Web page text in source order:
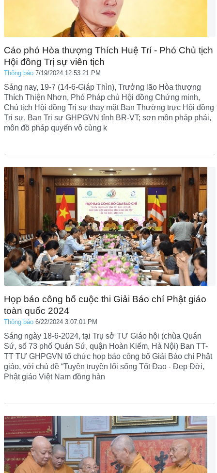
Cáo phó Hòa thượng Thích Huệ Trí - Phó Chủ tịch
Hội đồng Trị sự viên tịch
Thông báo 7/19/2024 12:53:21 PM
Sáng nay, 19-7 (14-6-Giáp Thìn), Trưởng lão Hòa thượng
Thích Thiện Nhơn, Phó Pháp chủ Hội đồng Chứng minh,
Chủ tịch Hội đồng Trị sự thay mặt Ban Thường trực Hội đồng
Trị sự, Ban Trị sự GHPGVN tỉnh BR-VT; sơn môn pháp phái,
môn đồ pháp quyến vô cùng k
Họp báo công bố cuộc thi Giải Báo chí Phật giáo
toàn quốc 2024
Thông báo 6/22/2024 3:07:01 PM
Sáng ngày 18-6-2024, tại Trụ sở TƯ Giáo hội (chùa Quán
Sứ, số 73 phố Quán Sứ, quận Hoàn Kiếm, Hà Nội) Ban TT-
TT TƯ GHPGVN tổ chức họp báo công bố Giải Báo chí Phật
giáo, với chủ đề “Tuyên truyền lối sống Tốt Đạo - Đẹp Đời,
Phật giáo Việt Nam đồng hàn